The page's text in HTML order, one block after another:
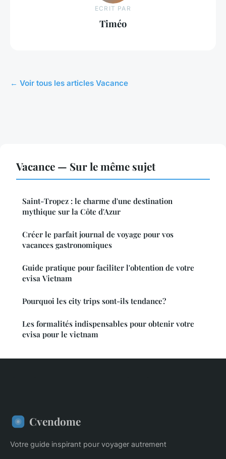
ECRIT PAR
Timéo
← Voir tous les articles Vacance
Vacance — Sur le même sujet
Saint-Tropez : le charme d'une destination
mythique sur la Côte d'Azur
Créer le parfait journal de voyage pour vos
vacances gastronomiques
Guide pratique pour faciliter l'obtention de votre
evisa Vietnam
Pourquoi les city trips sont-ils tendance?
Les formalités indispensables pour obtenir votre
evisa pour le vietnam
Cvendome
Votre guide inspirant pour voyager autrement